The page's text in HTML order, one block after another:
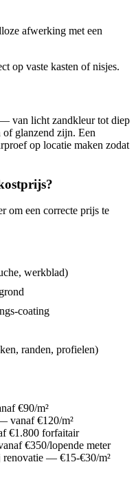
afwerking met een
vaste kasten of nisjes.
van licht zandkleur tot diep
glanzend zijn. Een
op locatie maken zodat
om een correcte prijs te
werkblad)
coating
randen, profielen)
€90/m²
vanaf €120/m²
€1.800 forfaitair
€350/lopende meter
renovatie — €15-€30/m²